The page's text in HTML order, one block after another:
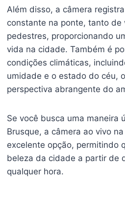
Além disso, a câmera
constante na ponte, tanto de
pedestres, proporcionando
vida na cidade. Também é
condições climáticas,
umidade e o estado do céu,
perspectiva abrangente do
Se você busca uma maneira
Brusque, a câmera ao vivo
excelente opção, permitindo
beleza da cidade a partir de
qualquer hora.